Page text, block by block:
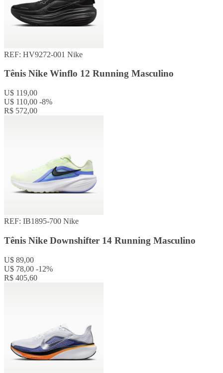
REF: HV9272-001 Nike
Tênis Nike Winflo 12 Running Masculino
U$ 119,00
U$ 110,00 -8%
R$ 572,00
REF: IB1895-700 Nike
Tênis Nike Downshifter 14 Running Masculino
U$ 89,00
U$ 78,00 -12%
R$ 405,60